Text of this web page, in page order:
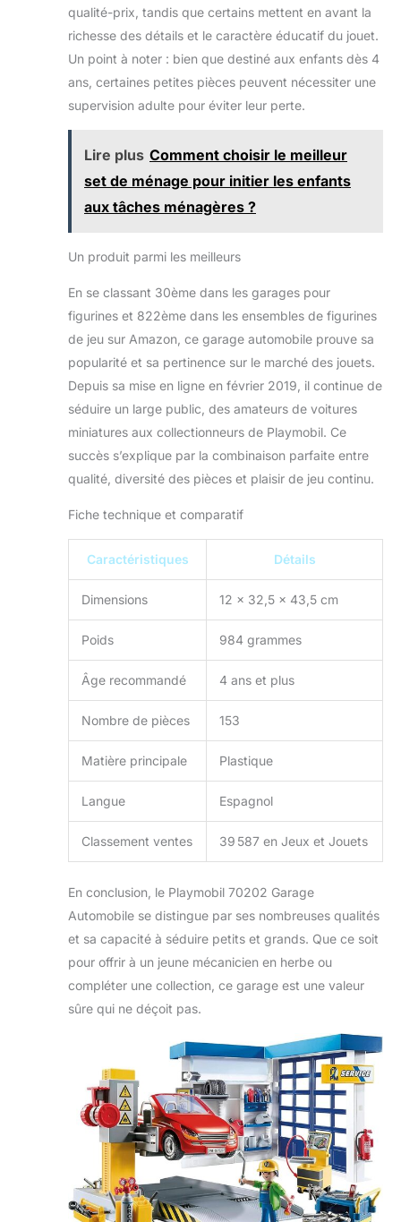
qualité-prix, tandis que certains mettent en avant la
richesse des détails et le caractère éducatif du jouet.
Un point à noter : bien que destiné aux enfants dès 4
ans, certaines petites pièces peuvent nécessiter une
supervision adulte pour éviter leur perte.
Lire plus Comment choisir le meilleur
set de ménage pour initier les enfants
aux tâches ménagères ?
Un produit parmi les meilleurs
En se classant 30ème dans les garages pour
figurines et 822ème dans les ensembles de figurines
de jeu sur Amazon, ce garage automobile prouve sa
popularité et sa pertinence sur le marché des jouets.
Depuis sa mise en ligne en février 2019, il continue de
séduire un large public, des amateurs de voitures
miniatures aux collectionneurs de Playmobil. Ce
succès s’explique par la combinaison parfaite entre
qualité, diversité des pièces et plaisir de jeu continu.
Fiche technique et comparatif
Caractéristiques Détails
Dimensions 12 x 32,5 x 43,5 cm
Poids 984 grammes
Âge recommandé 4 ans et plus
Nombre de pièces 153
Matière principale Plastique
Langue Espagnol
Classement ventes 39 587 en Jeux et Jouets
En conclusion, le Playmobil 70202 Garage
Automobile se distingue par ses nombreuses qualités
et sa capacité à séduire petits et grands. Que ce soit
pour offrir à un jeune mécanicien en herbe ou
compléter une collection, ce garage est une valeur
sûre qui ne déçoit pas.